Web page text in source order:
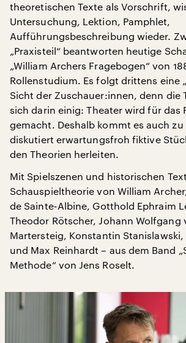
theoretischen Texte als Vorschrift,
Untersuchung, Lektion, Pamphlet,
Aufführungsbeschreibung wieder.
„Praxisteil“ beantworten heutige
„William Archers Fragebogen“ von
Rollenstudium. Es folgt drittens eine
Sicht der Zuschauer:innen, denn die
sich darin einig: Theater wird für das
gemacht. Deshalb kommt es auch zu
diskutiert erwartungsfroh fiktive
den Theorien herleiten.
Mit Spielszenen und historischen
Schauspieltheorie von William
de Sainte-Albine, Gotthold Ephraim
Theodor Rötscher, Johann Wolfgang
Martersteig, Konstantin
und Max Reinhardt – aus dem Band
Methode“ von Jens Roselt.